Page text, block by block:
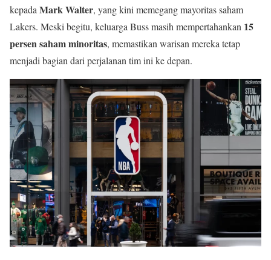
kepada Mark Walter, yang kini memegang mayoritas saham
Lakers. Meski begitu, keluarga Buss masih mempertahankan 15
persen saham minoritas, memastikan warisan mereka tetap
menjadi bagian dari perjalanan tim ini ke depan.